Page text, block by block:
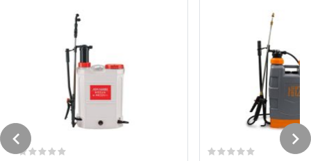
Previous